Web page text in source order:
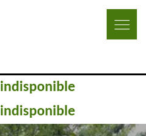
indisponible
indisponible